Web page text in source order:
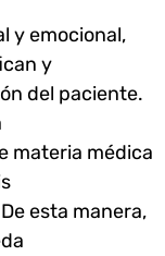
y emocional,
y
del paciente.
materia médica
esta manera,